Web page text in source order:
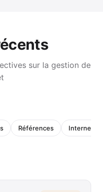
sur la gestion de
Références Interne